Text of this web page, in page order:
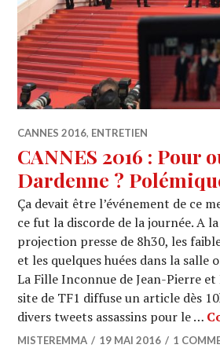
CANNES 2016, ENTRETIEN
CANNES 2016 : Pour
Dardenne ?
Ça devait être l’événement de ce
ce fut la discorde de la journée. A
projection presse de 8h30, les
et les quelques huées dans la salle
La Fille Inconnue de Jean-Pierre et
site de TF1 diffuse un article dès
divers tweets assassins pour le …
MISTEREMMA 19 MAI 2016 1